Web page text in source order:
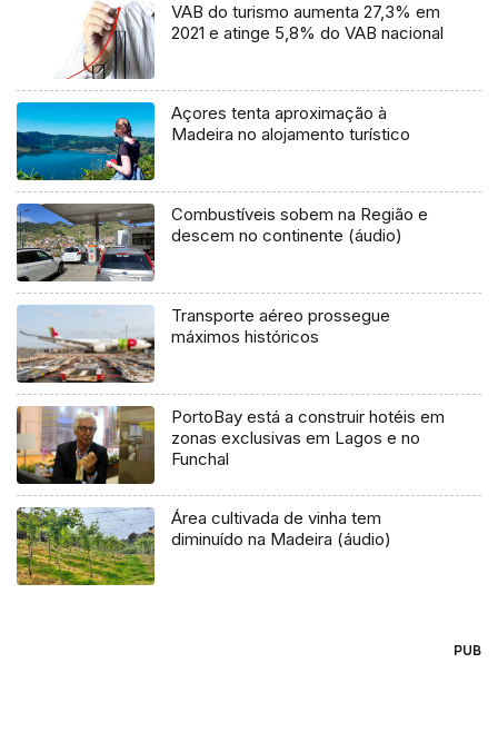
VAB do turismo aumenta 27,3% em
2021 e atinge 5,8% do VAB nacional
Açores tenta aproximação à
Madeira no alojamento turístico
Combustíveis sobem na Região e
descem no continente (áudio)
Transporte aéreo prossegue
máximos históricos
PortoBay está a construir hotéis em
zonas exclusivas em Lagos e no
Funchal
Área cultivada de vinha tem
diminuído na Madeira (áudio)
PUB